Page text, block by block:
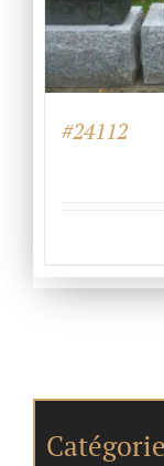
#24112